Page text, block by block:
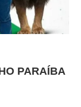
PARAÍBA